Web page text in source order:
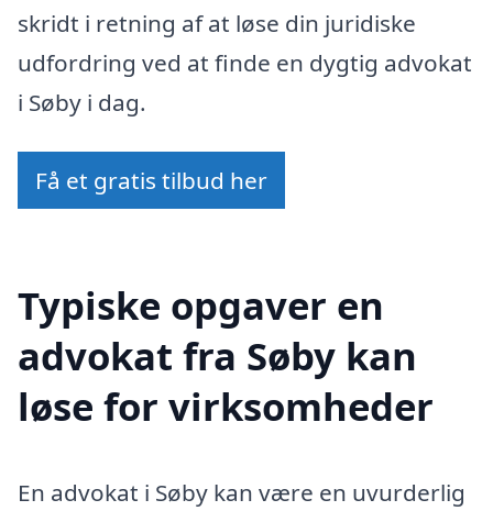
skridt i retning af at løse din juridiske
udfordring ved at finde en dygtig advokat
i Søby i dag.
Få et gratis tilbud her
Typiske opgaver en
advokat fra Søby kan
løse for virksomheder
En advokat i Søby kan være en uvurderlig